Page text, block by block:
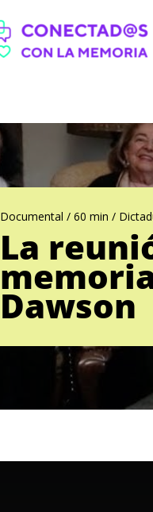
Documental / 60 min /
La
Dawson